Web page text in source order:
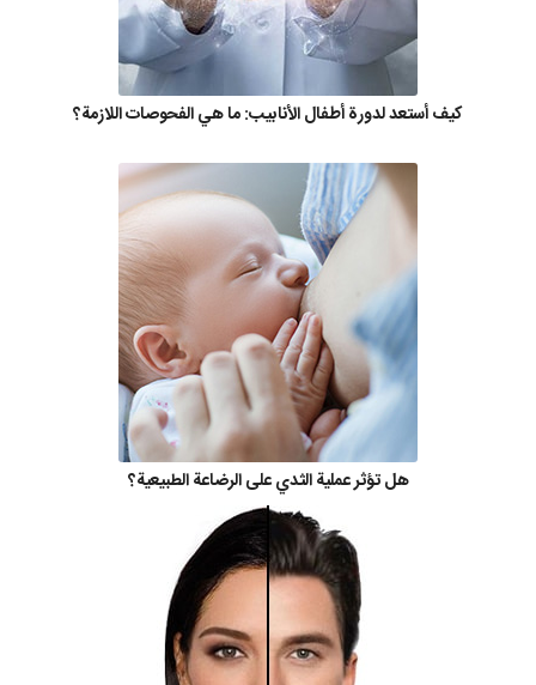
كيف أستعد لدورة أطفال الأنابيب: ما هي الفحوصات اللازمة؟
هل تؤثر عملية الثدي على الرضاعة الطبيعية؟